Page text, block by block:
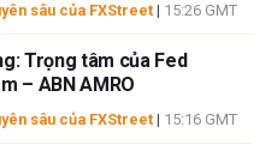
sâu của FXStreet | 15:26 GMT
Trọng tâm của Fed
– ABN AMRO
sâu của FXStreet | 15:16 GMT